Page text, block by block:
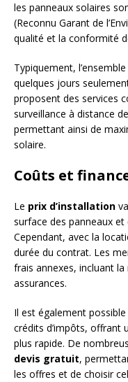
les panneaux solaires
(Reconnu Garant de
qualité et la conformité
Typiquement,
quelques jours
proposent des services
surveillance à distance
permettant ainsi de
solaire.
Coûts et
Le prix d’installation
surface des panneaux et
Cependant, avec la
durée du contrat. Les
frais annexes, incluant
assurances.
Il est également
crédits d’impôts, offrant
plus rapide. De
devis gratuit,
les offres et de choisir